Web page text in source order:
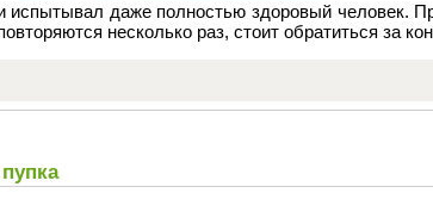
даже полностью здоровый человек.
несколько раз, стоит обратиться за